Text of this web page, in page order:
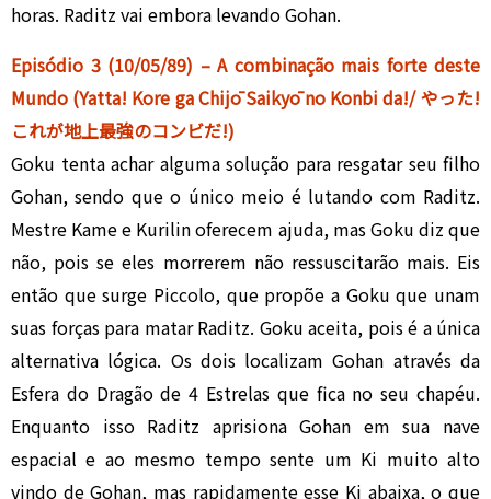
horas. Raditz vai embora levando Gohan.
Episódio 3 (10/05/89) – A combinação mais forte deste
Mundo (Yatta! Kore ga Chijō Saikyō no Konbi da!/ やった!
これが地上最強のコンビだ!)
Goku tenta achar alguma solução para resgatar seu filho
Gohan, sendo que o único meio é lutando com Raditz.
Mestre Kame e Kurilin oferecem ajuda, mas Goku diz que
não, pois se eles morrerem não ressuscitarão mais. Eis
então que surge Piccolo, que propõe a Goku que unam
suas forças para matar Raditz. Goku aceita, pois é a única
alternativa lógica. Os dois localizam Gohan através da
Esfera do Dragão de 4 Estrelas que fica no seu chapéu.
Enquanto isso Raditz aprisiona Gohan em sua nave
espacial e ao mesmo tempo sente um Ki muito alto
vindo de Gohan, mas rapidamente esse Ki abaixa, o que